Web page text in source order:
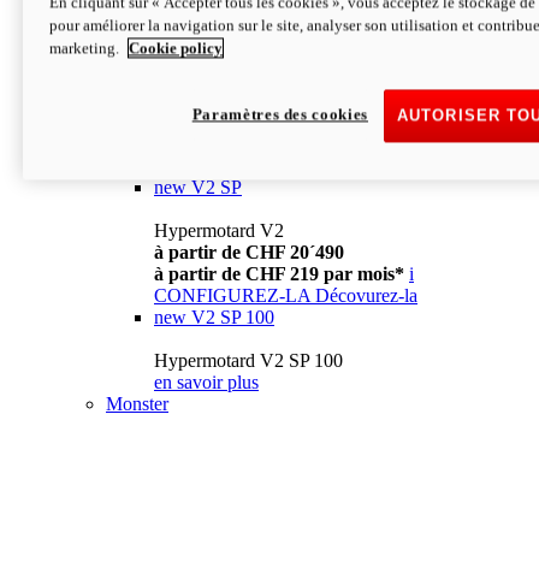
à partir de CHF 13´990 i
CONFIGUREZ-LA Décovurez-la
newV2
à partir de CHF 15´990
à partir de CHF 169 par mois* i
new V2 SP
Hypermotard V2
à partir de CHF 20´490
à partir de CHF 219 par mois* i
CONFIGUREZ-LA Décovurez-la
new V2 SP 100
Hypermotard V2 SP 100
en savoir plus
Monster
pour améliorer la navigation sur le site, analyser son utilisation et
marketing.
Cookie policy
AUTORISER
Paramètres des cookies